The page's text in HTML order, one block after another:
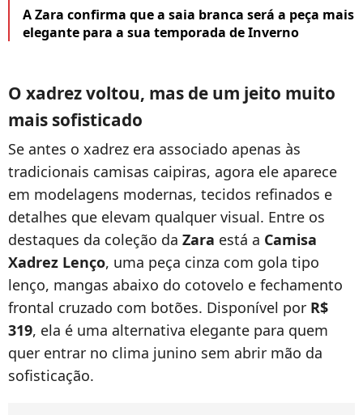
A Zara confirma que a saia branca será a peça mais
elegante para a sua temporada de Inverno
O xadrez voltou, mas de um jeito muito
mais sofisticado
Se antes o xadrez era associado apenas às
tradicionais camisas caipiras, agora ele aparece
em modelagens modernas, tecidos refinados e
detalhes que elevam qualquer visual. Entre os
destaques da coleção da Zara está a Camisa
Xadrez Lenço, uma peça cinza com gola tipo
lenço, mangas abaixo do cotovelo e fechamento
frontal cruzado com botões. Disponível por R$
319, ela é uma alternativa elegante para quem
quer entrar no clima junino sem abrir mão da
sofisticação.